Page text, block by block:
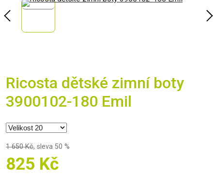
Ricosta dětské zimní boty
3900102-180 Emil
1 650 Kč, sleva 50 %
825 Kč